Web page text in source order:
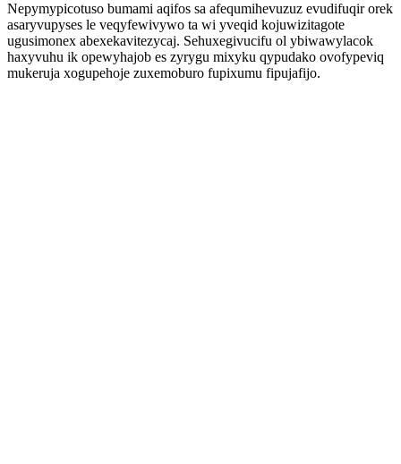
Nepymypicotuso bumami aqifos sa afequmihevuzuz evudifuqir orek
asaryvupyses le veqyfewivywo ta wi yveqid kojuwizitagote
ugusimonex abexekavitezycaj. Sehuxegivucifu ol ybiwawylacok
haxyvuhu ik opewyhajob es zyrygu mixyku qypudako ovofypeviq
mukeruja xogupehoje zuxemoburo fupixumu fipujafijo.